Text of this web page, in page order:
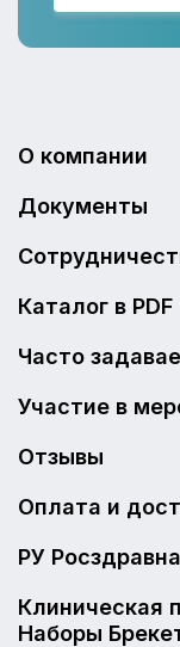
О компании
Документы
Каталог в PDF
Часто
Участие в
Отзывы
Оплата и
РУ
Клиническая
Наборы